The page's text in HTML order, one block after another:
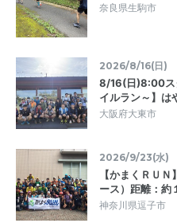
奈良県生駒市
2026/8/16(日)
8/16(日)8:00ス
イルラン～】は
大阪府大東市
2026/9/23(水)
【かまくＲＵ
ース）距離：約
神奈川県逗子市